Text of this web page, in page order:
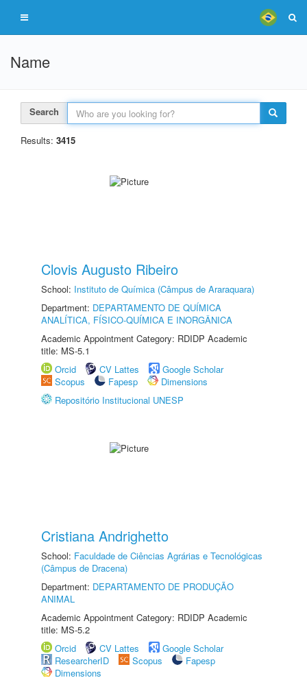
Name
Search
Results: 3415
Clovis Augusto Ribeiro
School: Instituto de Química (Câmpus de Araraquara)
Department: DEPARTAMENTO DE QUÍMICA
ANALÍTICA, FÍSICO-QUÍMICA E INORGÂNICA
Academic Appointment Category: RDIDP Academic
title: MS-5.1
Orcid
CV Lattes
Google Scholar
Scopus
Fapesp
Dimensions
Repositório Institucional UNESP
Cristiana Andrighetto
School: Faculdade de Ciências Agrárias e Tecnológicas
(Câmpus de Dracena)
Department: DEPARTAMENTO DE PRODUÇÃO
ANIMAL
Academic Appointment Category: RDIDP Academic
title: MS-5.2
Orcid
CV Lattes
Google Scholar
ResearcherID
Scopus
Fapesp
Dimensions